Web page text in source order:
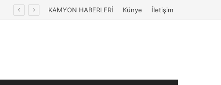
KAMYON HABERLERİ Künye İletişim